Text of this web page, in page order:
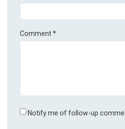
Comment*
Notify me of follow-up